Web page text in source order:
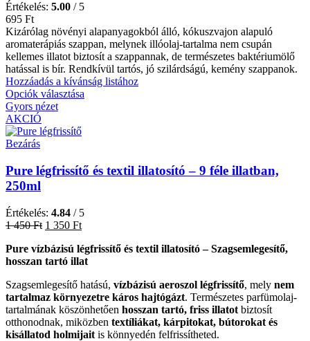
Értékelés: 5.00 / 5
695 Ft
Kizárólag növényi alapanyagokból álló, kókuszvajon alapuló
aromaterápiás szappan, melynek illóolaj-tartalma nem csupán
kellemes illatot biztosít a szappannak, de természetes baktériumölő
hatással is bír. Rendkívül tartós, jó szilárdságú, kemény szappanok.
Hozzáadás a kívánság listához
Opciók választása
Gyors nézet
AKCIÓ
Bezárás
Pure légfrissítő és textil illatosító – 9 féle illatban,
250ml
Értékelés: 4.84 / 5
1 450Ft 1 350 Ft
Pure vízbázisú légfrissítő és textil illatosító – Szagsemlegesítő,
hosszan tartó illat
Szagsemlegesítő hatású, vízbázisú aeroszol légfrissítő, mely nem
tartalmaz környezetre káros hajtógázt. Természetes parfümolaj-
tartalmának köszönhetően hosszan tartó, friss illatot biztosít
otthonodnak, miközben textíliákat, kárpitokat, bútorokat és
kisállatod holmijait is könnyedén felfrissítheted.